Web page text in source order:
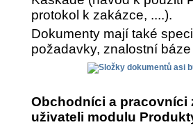
protokol k zakázce, ....).
Dokumenty mají také
požadavky, znalostní
Obchodníci a
uživateli modulu